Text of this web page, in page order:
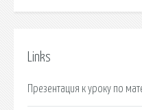
Links
Презентация к уроку по